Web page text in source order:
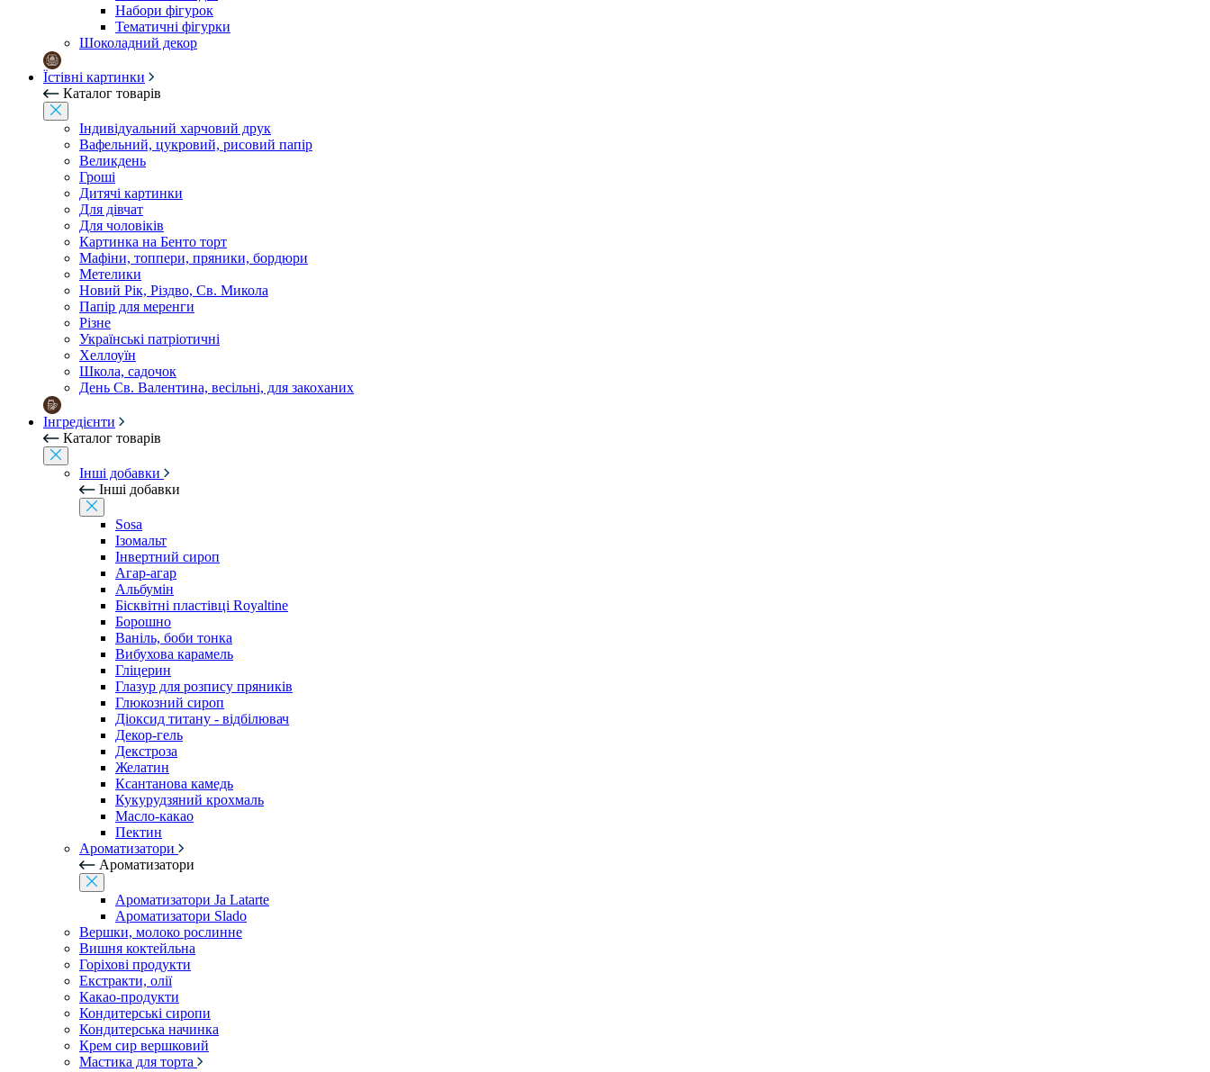
Набори фігурок
Тематичні фігурки
Шоколадний декор
Їстівні картинки
Каталог товарів
Індивідуальний харчовий друк
Вафельний, цукровий, рисовий папір
Великдень
Гроші
Дитячі картинки
Для дівчат
Для чоловіків
Картинка на Бенто торт
Мафіни, топпери, пряники, бордюри
Метелики
Новий Рік, Різдво, Св. Микола
Папір для меренги
Різне
Українські патріотичні
Хеллоуїн
Школа, садочок
День Св. Валентина, весільні, для закоханих
Інгредієнти
Каталог товарів
Інші добавки
Інші добавки
Sosa
Ізомальт
Інвертний сироп
Агар-агар
Альбумін
Бісквітні пластівці Royaltine
Борошно
Ваніль, боби тонка
Вибухова карамель
Гліцерин
Глазур для розпису пряників
Глюкозний сироп
Діоксид титану - відбілювач
Декор-гель
Декстроза
Желатин
Ксантанова камедь
Кукурудзяний крохмаль
Масло-какао
Пектин
Ароматизатори
Ароматизатори
Ароматизатори Ja Latarte
Ароматизатори Slado
Вершки, молоко рослинне
Вишня коктейльна
Горіхові продукти
Екстракти, олії
Какао-продукти
Кондитерські сиропи
Кондитерська начинка
Крем сир вершковий
Мастика для торта